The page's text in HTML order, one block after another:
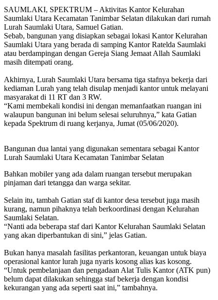
SAUMLAKI, SPEKTRUM – Aktivitas Kantor Kelurahan
Saumlaki Utara Kecamatan Tanimbar Selatan dilakukan dari rumah
Lurah Saumlaki Utara, Samuel Gatian.
Sebab, bangunan yang disiapkan sebagai lokasi Kantor Kelurahan
Saumlaki Utara yang berada di samping Kantor Ratelda Saumlaki
atau berdampingan dengan Gereja Siang Jemaat Allah Saumlaki
masih ditempati orang.
Akhirnya, Lurah Saumlaki Utara bersama tiga stafnya bekerja dari
kediaman Lurah yang telah disulap menjadi kantor untuk melayani
masyarakat di 11 RT dan 3 RW.
“Kami membekali kondisi ini dengan memanfaatkan ruangan ini
walaupun bangunan ini belum selesai seluruhnya,” kata Gatian
kepada Spektrum di ruang kerjanya, Jumat (05/06/2020).
Bangunan dua lantai yang digunakan sementara sebagai Kantor
Lurah Saumlaki Utara Kecamatan Tanimbar Selatan
Bahkan mobiler yang ada dalam ruangan tersebut merupakan
pinjaman dari tetangga dan warga sekitar.
Selain itu, tambah Gatian staf di kantor desa tersebut juga masih
kurang, namun pihaknya telah berkoordinasi dengan Kelurahan
Saumlaki Selatan.
“Nanti ada beberapa staf dari Kantor Kelurahan Saumlaki Selatan
yang akan diperbantukan di sini,” jelas Gatian.
Bukan hanya masalah fasilitas perkantoran, keuangan untuk biaya
operasional kantor lurah juga nyaris kosong alias kas kosong.
“Untuk pembelanjaan dan pengadaan Alat Tulis Kantor (ATK pun)
belum dapat dilakukan sehingga staf bekerja dengan kondisi
kekurangan yang ada seperti saat ini,” tambahnya.